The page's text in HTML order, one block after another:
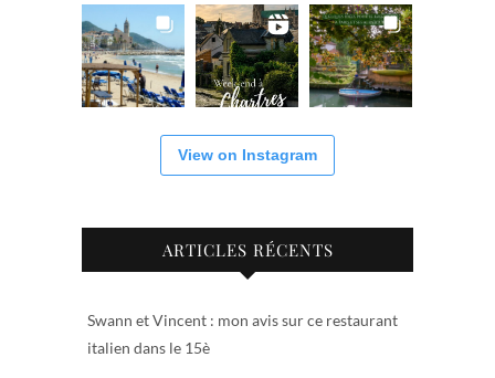
View on Instagram
ARTICLES RÉCENTS
Swann et Vincent : mon avis sur ce restaurant
italien dans le 15è